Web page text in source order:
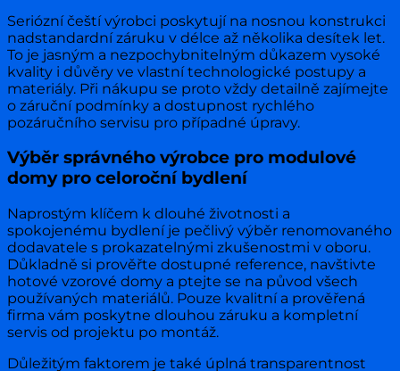
Seriózní čeští výrobci poskytují na nosnou konstrukci
nadstandardní záruku v délce až několika desítek let.
To je jasným a nezpochybnitelným důkazem vysoké
kvality i důvěry ve vlastní technologické postupy a
materiály. Při nákupu se proto vždy detailně zajímejte
o záruční podmínky a dostupnost rychlého
pozáručního servisu pro případné úpravy.
Výběr správného výrobce pro modulové
domy pro celoroční bydlení
Naprostým klíčem k dlouhé životnosti a
spokojenému bydlení je pečlivý výběr renomovaného
dodavatele s prokazatelnými zkušenostmi v oboru.
Důkladně si prověřte dostupné reference, navštivte
hotové vzorové domy a ptejte se na původ všech
používaných materiálů. Pouze kvalitní a prověřená
firma vám poskytne dlouhou záruku a kompletní
servis od projektu po montáž.
Důležitým faktorem je také úplná transparentnost